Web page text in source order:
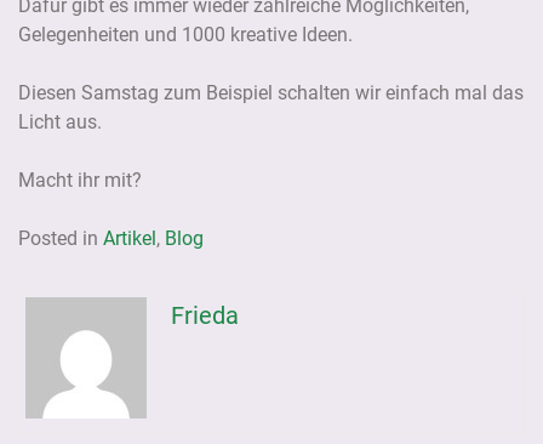
Dafür gibt es immer wieder zahlreiche Möglichkeiten,
Gelegenheiten und 1000 kreative Ideen.
Diesen Samstag zum Beispiel schalten wir einfach mal das
Licht aus.
Macht ihr mit?
Posted in Artikel , Blog
Frieda